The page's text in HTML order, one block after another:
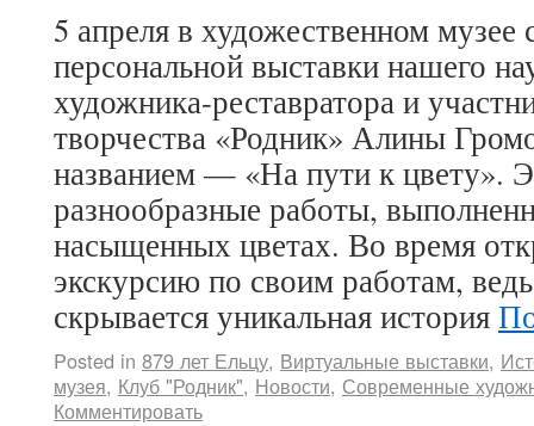
5 апреля в художественном музее
персональной выставки нашего
художника-реставратора и
творчества «Родник» Алины
названием — «На пути к цвету».
разнообразные работы,
насыщенных цветах. Во время
экскурсию по своим работам,
скрывается уникальная история
Posted in 879 лет Ельцу, Виртуальные выставки,
музея, Клуб "Родник", Новости, Современные
Комментировать